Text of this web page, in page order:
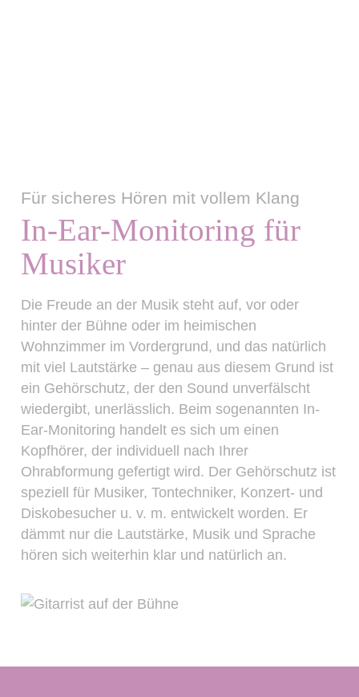
Für sicheres Hören mit vollem Klang
In-Ear-Monitoring für
Musiker
Die Freude an der Musik steht auf, vor oder
hinter der Bühne oder im heimischen
Wohnzimmer im Vordergrund, und das natürlich
mit viel Lautstärke – genau aus diesem Grund ist
ein Gehörschutz, der den Sound unverfälscht
wiedergibt, unerlässlich. Beim sogenannten In-
Ear-Monitoring handelt es sich um einen
Kopfhörer, der individuell nach Ihrer
Ohrabformung gefertigt wird. Der Gehörschutz ist
speziell für Musiker, Tontechniker, Konzert- und
Diskobesucher u. v. m. entwickelt worden. Er
dämmt nur die Lautstärke, Musik und Sprache
hören sich weiterhin klar und natürlich an.